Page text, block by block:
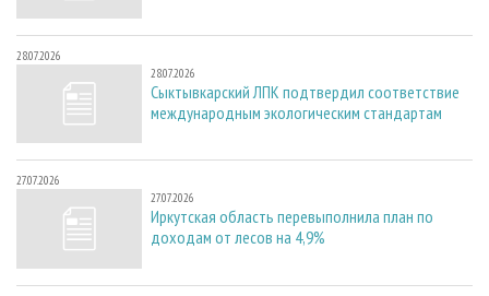
28.07.2026
28.07.2026
Сыктывкарский ЛПК подтвердил соответствие
международным экологическим стандартам
27.07.2026
27.07.2026
Иркутская область перевыполнила план по
доходам от лесов на 4,9%